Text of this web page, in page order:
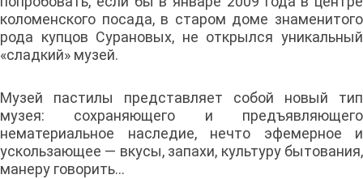
коломенского посада, в старом доме знаменитого
рода купцов Сурановых, не открылся уникальный
«сладкий» музей.
Музей пастилы представляет собой новый тип
музея: сохраняющего и предъявляющего
нематериальное наследие, нечто эфемерное и
ускользающее — вкусы, запахи, культуру бытования,
манеру говорить…